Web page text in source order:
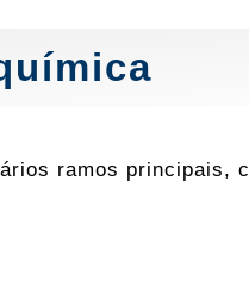
ramos principais,